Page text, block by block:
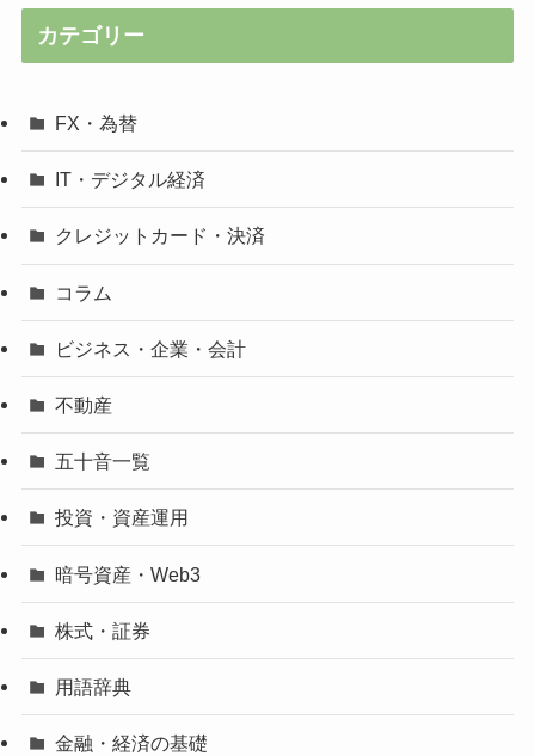
カテゴリー
FX・為替
IT・デジタル経済
クレジットカード・決済
コラム
ビジネス・企業・会計
不動産
五十音一覧
投資・資産運用
暗号資産・Web3
株式・証券
用語辞典
金融・経済の基礎